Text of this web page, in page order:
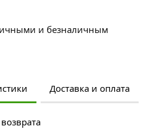
и безналичным
Доставка и оплата